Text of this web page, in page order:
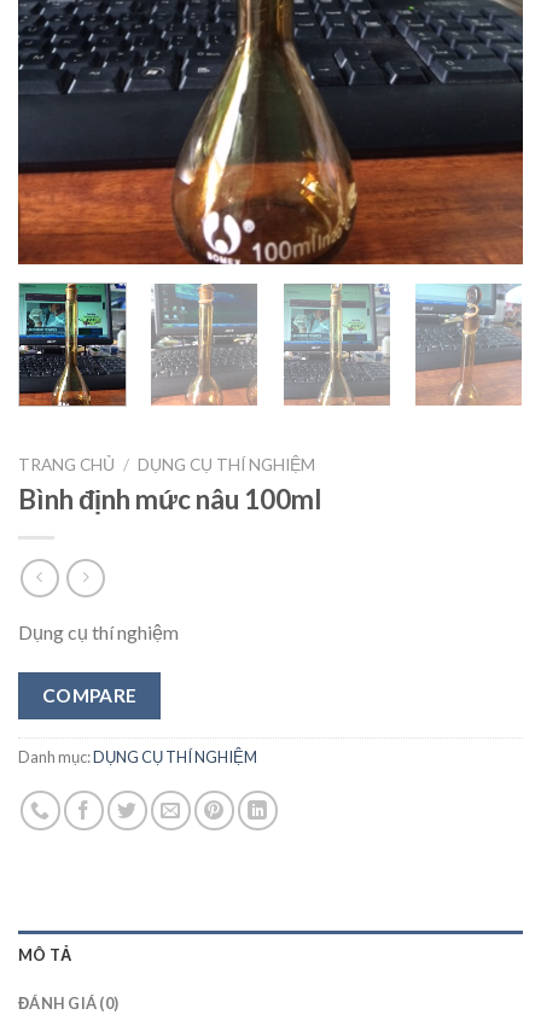
TRANG CHỦ / DỤNG CỤ THÍ NGHIỆM
Bình định mức nâu 100ml
Dụng cụ thí nghiệm
COMPARE
Danh mục:DỤNG CỤ THÍ NGHIỆM
MÔ TẢ
ĐÁNH GIÁ (0)